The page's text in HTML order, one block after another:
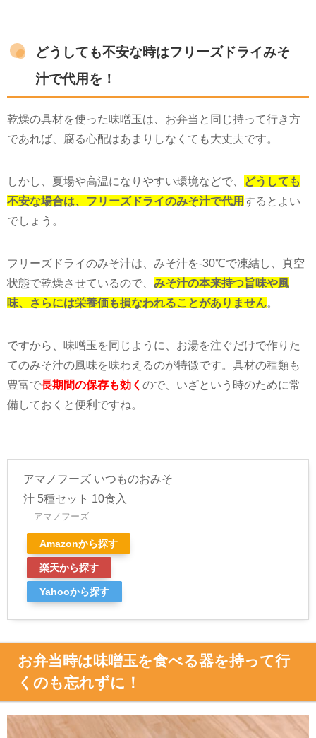
どうしても不安な時はフリーズドライみそ
汁で代用を！
乾燥の具材を使った味噌玉は、お弁当と同じ持って行き方
であれば、腐る心配はあまりしなくても大丈夫です。
しかし、夏場や高温になりやすい環境などで、
どうしても
不安な場合は、フリーズドライのみそ汁で代用するとよい
でしょう。
フリーズドライのみそ汁は、みそ汁を-30℃で凍結し、真空
状態で乾燥させているので、 みそ汁の本来持つ旨味や風
味、さらには栄養価も損なわれることがありません
ですから、味噌玉を同じように、お湯を注ぐだけで作りた
てのみそ汁の風味を味わえるのが特徴です。具材の種類も
豊富で長期間の保存も効く ので、いざという時のために常
備しておくと便利ですね。
アマノフーズ いつものおみそ
汁 5種セット 10食入
アマノフーズ
Amazonから探す
楽天から探す
Yahooから探す
お弁当時は味噌玉を食べる器を持って行
くのも忘れずに！